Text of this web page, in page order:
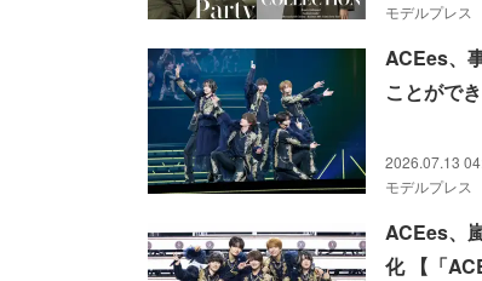
モデルプレス
ACEes、
ことがで
2026.07.13
モデルプレス
ACEes、
化 【「